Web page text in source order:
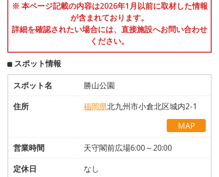
※ 本ページ記載の内容は2026年1月以前に取材した情報
が含まれております。
詳細を確認されたい場合には、直接施設へお問い合わせ
ください。
スポット情報
スポット名
勝山公園
住所
福岡県北九州市小倉北区城内2-1
MAP
営業時間
天守閣前広場6:00～20:00
定休日
なし